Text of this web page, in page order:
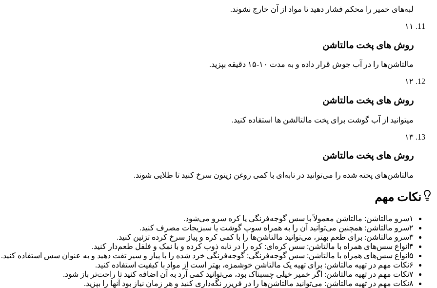
لبه‌های خمیر را محکم فشار دهید تا مواد از آن خارج نشوند.
۱۱
روش های پخت مالتاشن
مالتاشن‌ها را در آب جوش قرار داده و به مدت ۱۰-۱۵ دقیقه بپزید.
۱۲
روش های پخت مالتاشن
میتوانید از آب گوشت برای پخت مالتالشن ها استفاده کنید.
۱۳
روش های پخت مالتاشن
مالتاشن‌های پخته شده را می‌توانید در تابه‌ای با کمی روغن زیتون سرخ کنید تا طلایی شوند.
نکات مهم
۱سرو مالتاشن: مالتاشن معمولاً با سس گوجه‌فرنگی یا کره‌ سرو می‌شود.
۲سرو مالتاشن: همچنین می‌توانید آن را به همراه سوپ گوشت یا سبزیجات مصرف کنید.
۳سرو مالتاشن: برای طعم بهتر، می‌توانید مالتاشن‌ها را با کمی کره و پیاز سرخ کرده تزئین کنید.
۴ انواع سس‌های همراه با مالتاشن: سس کره‌ای: کره را در تابه ذوب کرده و با نمک و فلفل طعم‌دار کنید.
۵ انواع سس‌های همراه با مالتاشن: سس گوجه‌فرنگی: گوجه‌فرنگی خرد شده را با پیاز و سیر تفت دهید و به عنوان سس استفاده کنید.
۶نکات مهم در تهیه مالتاشن: برای تهیه یک مالتاشن خوشمزه، بهتر است از مواد با کیفیت استفاده کنید.
۷نکات مهم در تهیه مالتاشن: اگر خمیر خیلی چسبناک بود، می‌توانید کمی آرد به آن اضافه کنید تا راحت‌تر باز شود.
۸نکات مهم در تهیه مالتاشن: می‌توانید مالتاشن‌ها را در فریزر نگه‌داری کنید و هر زمان نیاز بود آنها را بپزید.